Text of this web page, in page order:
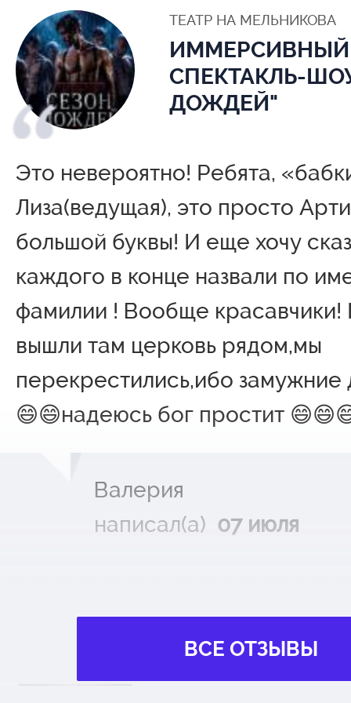
ТЕАТР НА МЕЛЬНИКОВА
ИММЕРСИВНЫЙ
СПЕКТАКЛЬ-
ДОЖДЕЙ"
Это невероятно! Ребята,
Лиза(ведущая), это просто
большой буквы! И еще хочу
каждого в конце назвали по
фамилии ! Вообще красавчики!
вышли там церковь рядом,мы
перекрестились,ибо
😄😄надеюсь бог простит
Валерия
написал(а) 07 июля
МДТ МОДЕРНЪ
Вишневый сад
ВСЕ ОТЗЫВЫ